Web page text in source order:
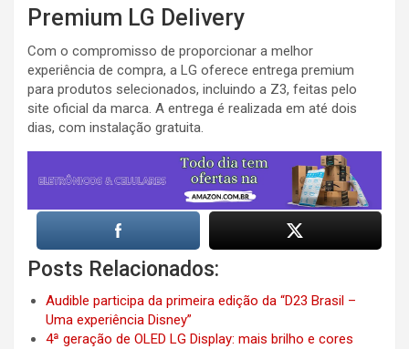
Premium LG Delivery
Com o compromisso de proporcionar a melhor
experiência de compra, a LG oferece entrega premium
para produtos selecionados, incluindo a Z3, feitas pelo
site oficial da marca. A entrega é realizada em até dois
dias, com instalação gratuita.
Posts Relacionados:
Audible participa da primeira edição da “D23 Brasil –
Uma experiência Disney”
4ª geração de OLED LG Display: mais brilho e cores